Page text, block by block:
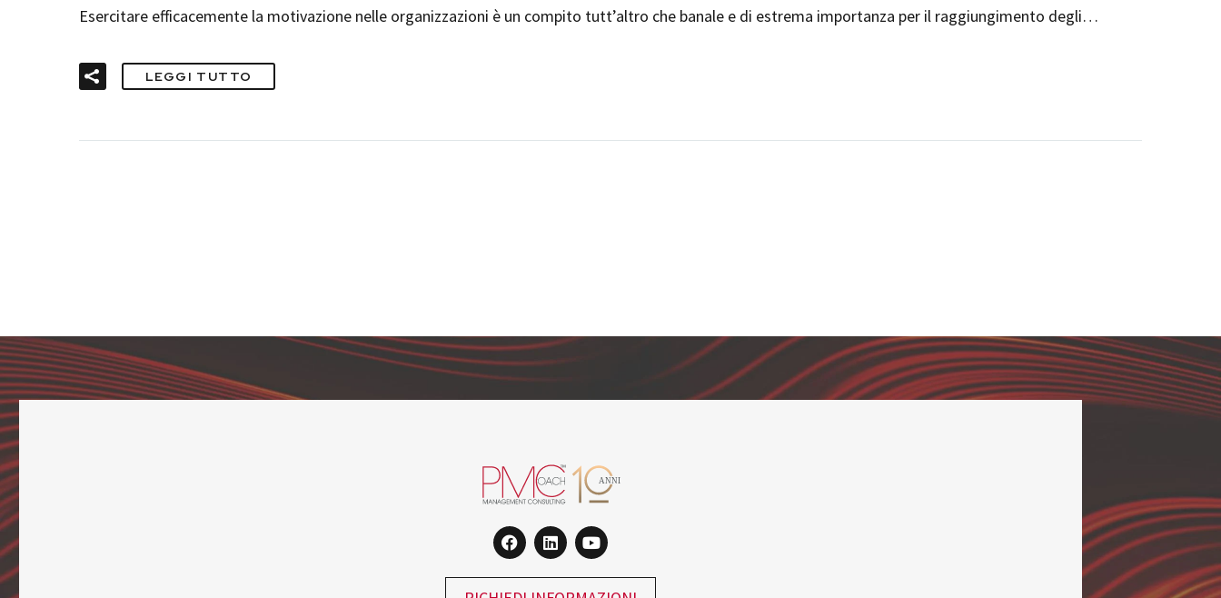
Esercitare efficacemente la motivazione nelle organizzazioni è un compito tutt’altro che banale e di estrema importanza per il raggiungimento degli…
LEGGI TUTTO